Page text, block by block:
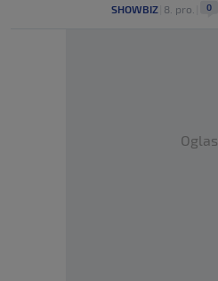
SHOWBIZ 8. pro. 0
Oglas